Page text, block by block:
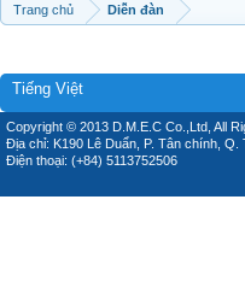
Trang chủ Diễn đàn
Tiếng Việt
Copyright © 2013 D.M.E.C Co.,Ltd, All
Địa chỉ: K190 Lê Duẩn, P. Tân chính, Q.
Điện thoại: (+84) 5113752506